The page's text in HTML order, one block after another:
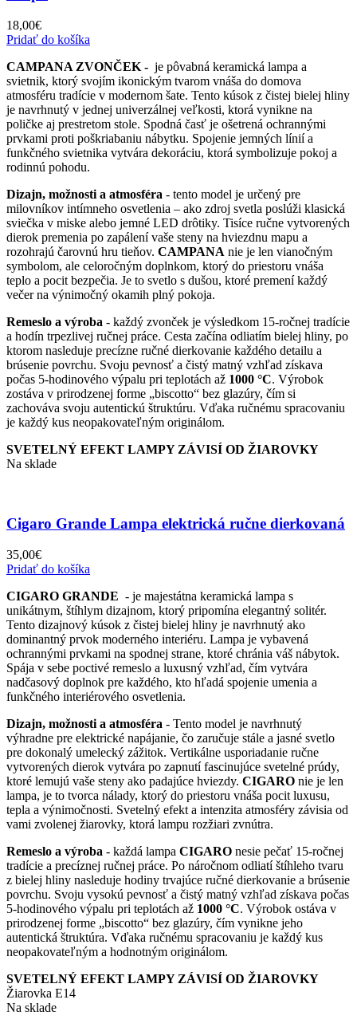
18,00€
Pridať do košíka
CAMPANA ZVONČEK - je pôvabná keramická lampa a
svietnik, ktorý svojím ikonickým tvarom vnáša do domova
atmosféru tradície v modernom šate. Tento kúsok z čistej bielej hliny
je navrhnutý v jednej univerzálnej veľkosti, ktorá vynikne na
poličke aj prestretom stole. Spodná časť je ošetrená ochrannými
prvkami proti poškriabaniu nábytku. Spojenie jemných línií a
funkčného svietnika vytvára dekoráciu, ktorá symbolizuje pokoj a
rodinnú pohodu.
Dizajn, možnosti a atmosféra - tento model je určený pre
milovníkov intímneho osvetlenia – ako zdroj svetla poslúži klasická
sviečka v miske alebo jemné LED drôtiky. Tisíce ručne vytvorených
dierok premenia po zapálení vaše steny na hviezdnu mapu a
rozohrajú čarovnú hru tieňov. CAMPANA nie je len vianočným
symbolom, ale celoročným doplnkom, ktorý do priestoru vnáša
teplo a pocit bezpečia. Je to svetlo s dušou, ktoré premení každý
večer na výnimočný okamih plný pokoja.
Remeslo a výroba - každý zvonček je výsledkom 15-ročnej tradície
a hodín trpezlivej ručnej práce. Cesta začína odliatím bielej hliny, po
ktorom nasleduje precízne ručné dierkovanie každého detailu a
brúsenie povrchu. Svoju pevnosť a čistý matný vzhľad získava
počas 5-hodinového výpalu pri teplotách až 1000 °C. Výrobok
zostáva v prirodzenej forme „biscotto“ bez glazúry, čím si
zachováva svoju autentickú štruktúru. Vďaka ručnému spracovaniu
je každý kus neopakovateľným originálom.
SVETELNÝ EFEKT LAMPY ZÁVISÍ OD ŽIAROVKY
Na sklade
Cigaro Grande Lampa elektrická ručne dierkovaná
35,00€
Pridať do košíka
CIGARO GRANDE - je majestátna keramická lampa s
unikátnym, štíhlym dizajnom, ktorý pripomína elegantný solitér.
Tento dizajnový kúsok z čistej bielej hliny je navrhnutý ako
dominantný prvok moderného interiéru. Lampa je vybavená
ochrannými prvkami na spodnej strane, ktoré chránia váš nábytok.
Spája v sebe poctivé remeslo a luxusný vzhľad, čím vytvára
nadčasový doplnok pre každého, kto hľadá spojenie umenia a
funkčného interiérového osvetlenia.
Dizajn, možnosti a atmosféra - Tento model je navrhnutý
výhradne pre elektrické napájanie, čo zaručuje stále a jasné svetlo
pre dokonalý umelecký zážitok. Vertikálne usporiadanie ručne
vytvorených dierok vytvára po zapnutí fascinujúce svetelné prúdy,
ktoré lemujú vaše steny ako padajúce hviezdy. CIGARO nie je len
lampa, je to tvorca nálady, ktorý do priestoru vnáša pocit luxusu,
tepla a výnimočnosti. Svetelný efekt a intenzita atmosféry závisia od
vami zvolenej žiarovky, ktorá lampu rozžiari zvnútra.
Remeslo a výroba - každá lampa CIGARO nesie pečať 15-ročnej
tradície a precíznej ručnej práce. Po náročnom odliatí štíhleho tvaru
z bielej hliny nasleduje hodiny trvajúce ručné dierkovanie a brúsenie
povrchu. Svoju vysokú pevnosť a čistý matný vzhľad získava počas
5-hodinového výpalu pri teplotách až 1000 °C. Výrobok ostáva v
prirodzenej forme „biscotto“ bez glazúry, čím vynikne jeho
autentická štruktúra. Vďaka ručnému spracovaniu je každý kus
neopakovateľným a hodnotným originálom.
SVETELNÝ EFEKT LAMPY ZÁVISÍ OD ŽIAROVKY
Žiarovka E14
Na sklade